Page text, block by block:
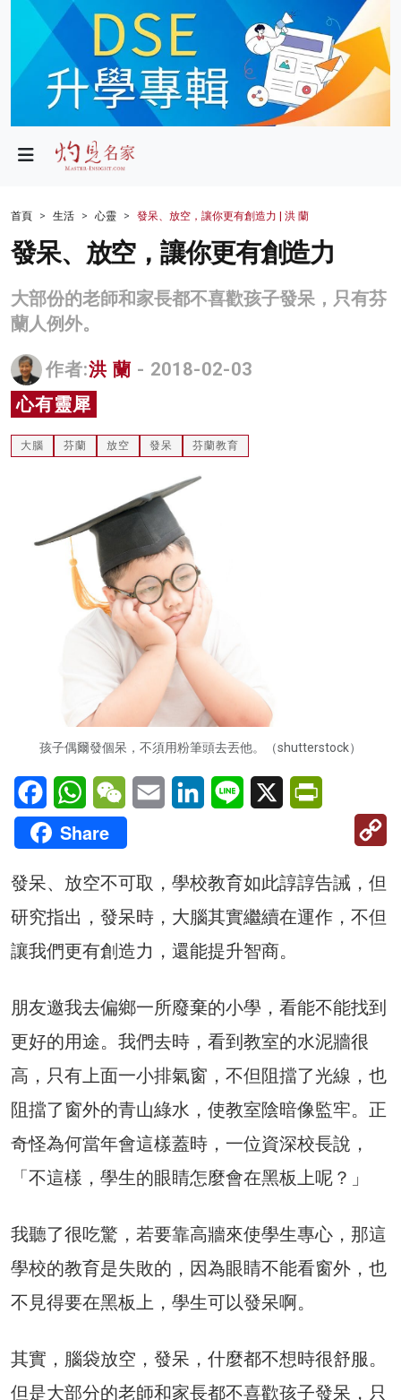
政局
財經
生活
商業
科技
影片
首頁 生活 心靈 發呆、放空，讓你更有創造力 | 洪 蘭
發呆、放空，讓你更有創造力
大部份的老師和家長都不喜歡孩子發呆，只有芬
蘭人例外。
作者:洪 蘭 - 2018-02-03
心有靈犀
大腦 芬蘭 放空 發呆 芬蘭教育
孩子偶爾發個呆，不須用粉筆頭去丟他。（shutterstock）
FacebookWhatsAppWeChatEmail LinkedInLine X
Share
發呆、放空不可取，學校教育如此諄諄告誡，但
研究指出，發呆時，大腦其實繼續在運作，不但
讓我們更有創造力，還能提升智商。
朋友邀我去偏鄉一所廢棄的小學，看能不能找到
更好的用途。我們去時，看到教室的水泥牆很
高，只有上面一小排氣窗，不但阻擋了光線，也
阻擋了窗外的青山綠水，使教室陰暗像監牢。正
奇怪為何當年會這樣蓋時，一位資深校長說，
「不這樣，學生的眼睛怎麼會在黑板上呢？」
我聽了很吃驚，若要靠高牆來使學生專心，那這
學校的教育是失敗的，因為眼睛不能看窗外，也
不見得要在黑板上，學生可以發呆啊。
其實，腦袋放空，發呆，什麼都不想時很舒服。
但是大部分的老師和家長都不喜歡孩子發呆，只